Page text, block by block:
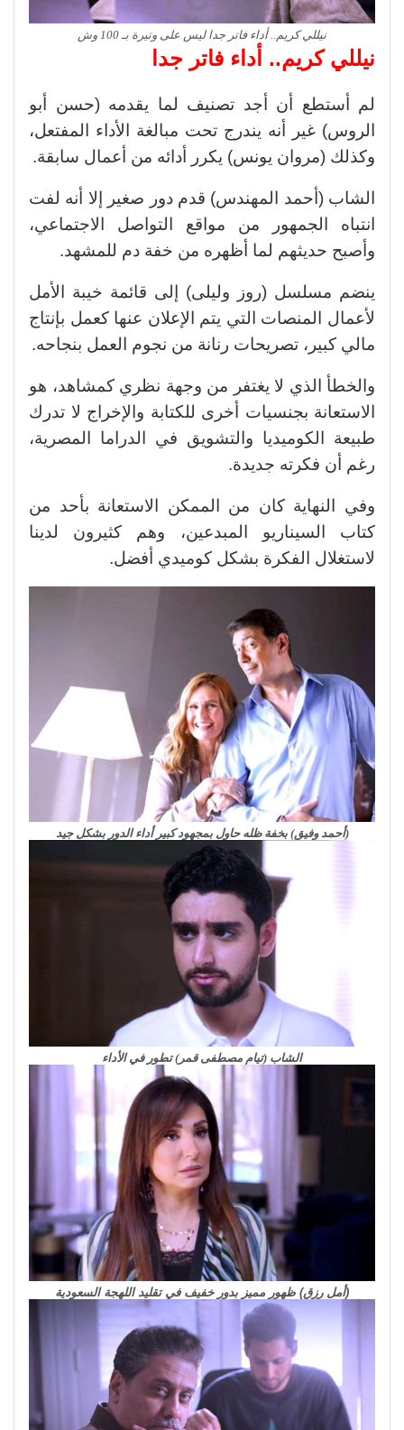
نيللي كريم.. أداء فاتر جدا ليس على وتيرة بـ 100 وش
نيللي كريم.. أداء فاتر جدا
لم أستطع أن أجد تصنيف لما يقدمه (حسن أبو
الروس) غير أنه يندرج تحت مبالغة الأداء المفتعل،
وكذلك (مروان يونس) يكرر أدائه من أعمال سابقة.
الشاب (أحمد المهندس) قدم دور صغير إلا أنه لفت
انتباه الجمهور من مواقع التواصل الاجتماعي،
وأصبح حديثهم لما أظهره من خفة دم للمشهد.
ينضم مسلسل (روز وليلى) إلى قائمة خيبة الأمل
لأعمال المنصات التي يتم الإعلان عنها كعمل بإنتاج
مالي كبير، تصريحات رنانة من نجوم العمل بنجاحه.
والخطأ الذي لا يغتفر من وجهة نظري كمشاهد، هو
الاستعانة بجنسيات أخرى للكتابة والإخراج لا تدرك
طبيعة الكوميديا والتشويق في الدراما المصرية،
رغم أن فكرته جديدة.
وفي النهاية كان من الممكن الاستعانة بأحد من
كتاب السيناريو المبدعين، وهم كثيرون لدينا
لاستغلال الفكرة بشكل كوميدي أفضل.
(أحمد وفيق) بخفة ظله حاول بمجهود كبير أداء الدور بشكل جيد
الشاب (تيام مصطفى قمر) تطور في الأداء
(أمل رزق) ظهور مميز بدور خفيف في تقليد اللهجة السعودية